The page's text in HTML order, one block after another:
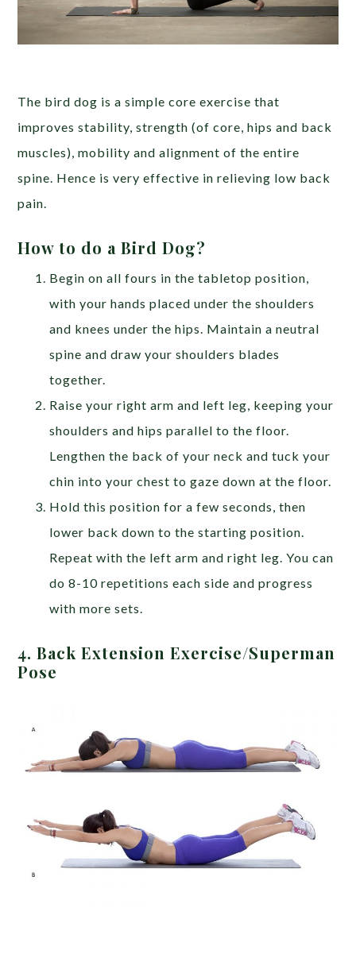
The bird dog is a simple core exercise that
improves stability, strength (of core, hips and back
muscles), mobility and alignment of the entire
spine. Hence is very effective in relieving low back
pain.
How to do a Bird Dog?
Begin on all fours in the tabletop position,
with your hands placed under the shoulders
and knees under the hips. Maintain a neutral
spine and draw your shoulders blades
together.
Raise your right arm and left leg, keeping your
shoulders and hips parallel to the floor.
Lengthen the back of your neck and tuck your
chin into your chest to gaze down at the floor.
Hold this position for a few seconds, then
lower back down to the starting position.
Repeat with the left arm and right leg. You can
do 8-10 repetitions each side and progress
with more sets.
4.Back Extension Exercise/Superman
Pose